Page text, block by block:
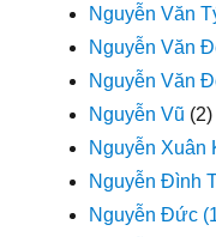
Nguyễn Văn
Nguyễn Văn
Nguyễn Văn
Nguyễn Vũ (2)
Nguyễn Xuân
Nguyễn Đình
Nguyễn Đức